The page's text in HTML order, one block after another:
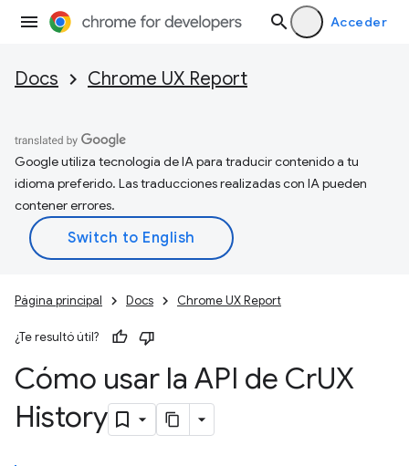
Acceder
Docs Chrome UX Report
Google utiliza tecnología de IA para traducir contenido a tu
idioma preferido. Las traducciones realizadas con IA pueden
contener errores.
Página principal Docs Chrome UX Report
¿Te resultó útil?
Cómo usar la API de CrUX
History